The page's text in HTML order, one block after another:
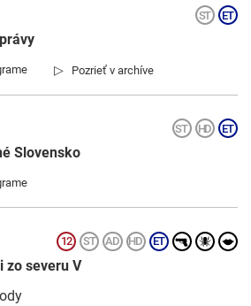
▷ Pozrieť v archíve
Slovensko
zo severu V